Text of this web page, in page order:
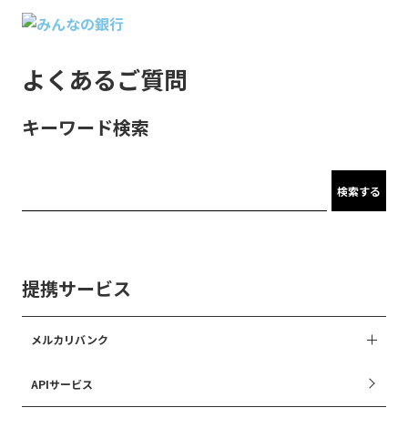
よくあるご質問
キーワード検索
検索する
提携サービス
メルカリバンク
APIサービス